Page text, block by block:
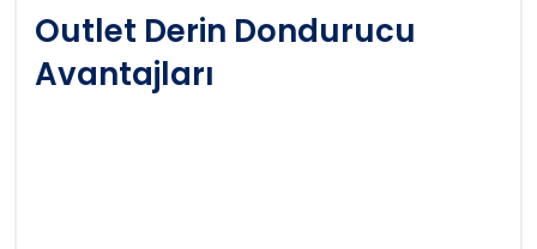
Outlet Derin Dondurucu
Avantajları